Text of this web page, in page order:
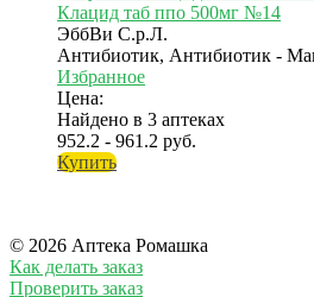
Клацид таб ппо 500мг №14
ЭббВи С.р.Л.
Антибиотик, Антибиотик -
Избранное
Цена:
Найдено в 3 аптеках
952.2 - 961.2 руб.
Купить
© 2026 Аптека Ромашка
Как делать заказ
Проверить заказ